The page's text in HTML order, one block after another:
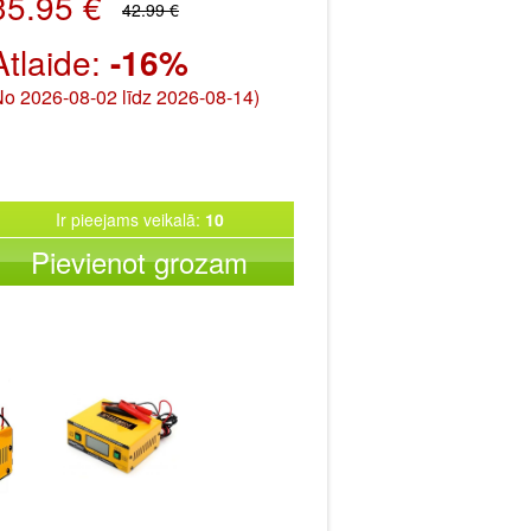
42.99 €
-16%
2026-08-02 līdz 2026-08-14)
Ir pieejams veikalā: 10
Pievienot grozam